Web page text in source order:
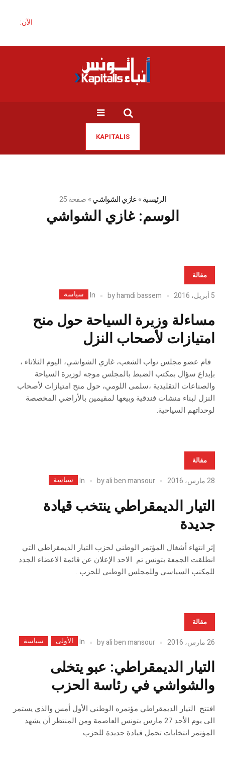
الآن:
KAPITALIS
الرئيسية»غازي الشواشي» صفحة 25
الوسم:غازي الشواشي
مقالة
5 أبريل، 2016 byhamdi bassem
In سياسة
مساءلة وزيرة السياحة حول منح
امتيازات لأصحاب النزل
قام عضو مجلس نواب الشعب، غازي الشواشي، اليوم الثلاثاء ،
بإيداع سؤال بمكتب الضبط بالمجلس موجه لوزيرة السياحة
والصناعات التقليدية ،سلمى اللومي، حول منح امتيازات لأصحاب
النزل لبناء منشات فندقية وبيعها لمقيمين بالأراضي المخصصة
لوحداتهم السياحية.
مقالة
28 مارس، 2016 byali ben mansour
In سياسة
التيار الديمقراطي ينتخب قيادة
جديدة
إثر انتهاء أشغال المؤتمر الوطني لحزب التيار الديمقراطي التي
انطلقت الجمعة بتونس تم الاحد الإعلان عن قائمة الاعضاء الجدد
للمكتب السياسي وللمجلس الوطني للحزب .
مقالة
26 مارس، 2016 byali ben mansour
In الأولى سياسة
التيار الديمقراطي: عبو يتخلى
والشواشي في رئاسة الحزب
افتتح التيار الديمقراطي مؤتمره الوطني الأول أمس والذي يستمر
الى يوم الأحد 27 مارس بتونس العاصمة ومن المنتظر أن يشهد
المؤتمر انتخابات تحمل قيادة جديدة للحزب.